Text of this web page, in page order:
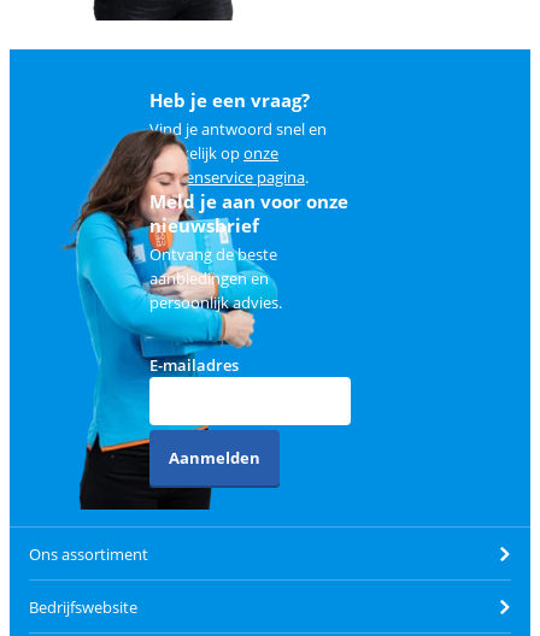
Heb je een vraag?
Vind je antwoord snel en
makkelijk oponze
klantenservice pagina.
Meld je aan voor onze
nieuwsbrief
Ontvang de beste
aanbiedingen en
persoonlijk advies.
E-mailadres
Aanmelden
Ons assortiment
Bedrijfswebsite